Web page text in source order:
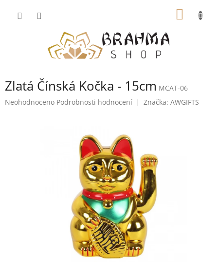
Zlatá Čínská Kočka - 15cm MCAT-06
Průměrné
Neohodnoceno Podrobnosti hodnocení Značka: AWGIFTS